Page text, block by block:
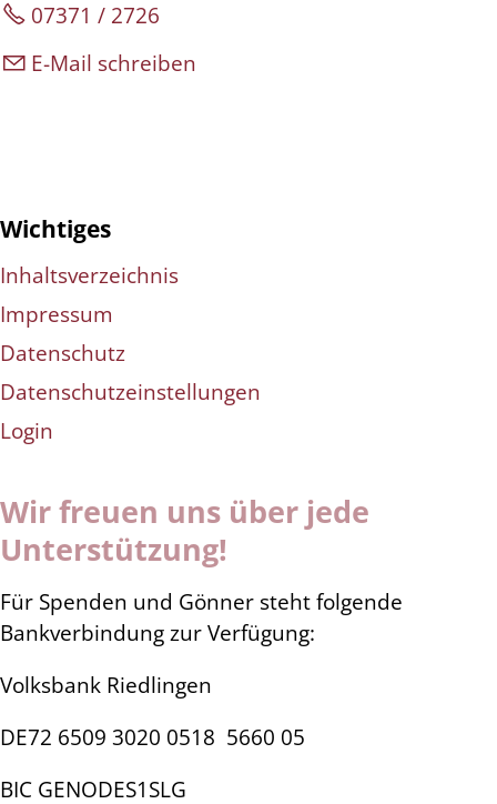
07371 / 2726
E-Mail schreiben
Wichtiges
Inhaltsverzeichnis
Impressum
Datenschutz
Datenschutzeinstellungen
Login
Wir freuen uns über jede
Unterstützung!
Für Spenden und Gönner steht folgende
Bankverbindung zur Verfügung:
Volksbank Riedlingen
DE72 6509 3020 0518 5660 05
BIC GENODES1SLG